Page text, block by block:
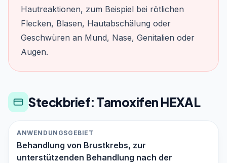
Hautreaktionen, zum Beispiel bei rötlichen
Flecken, Blasen, Hautabschälung oder
Geschwüren an Mund, Nase, Genitalien oder
Augen.
Steckbrief: Tamoxifen HEXAL
ANWENDUNGSGEBIET
Behandlung von Brustkrebs, zur
unterstützenden Behandlung nach der